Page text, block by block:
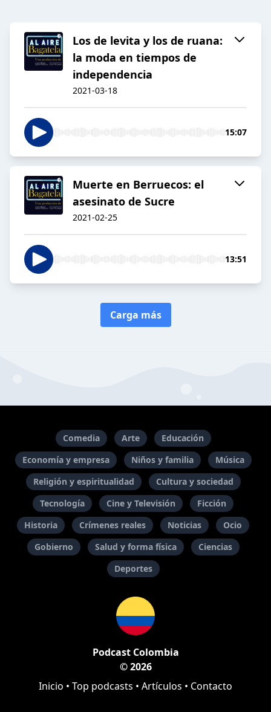
Los de levita y los de ruana:
la moda en tiempos de
independencia
2021-03-18
15:07
Muerte en Berruecos: el
asesinato de Sucre
2021-02-25
13:51
Carga más
Comedia Arte
Educación
Economía y empresa
Niños y familia
Música
Religión y espiritualidad
Cultura y sociedad
Tecnología
Cine y Televisión
Ficción
Historia
Crímenes reales Noticias
Ocio
Gobierno
Salud y forma física
Ciencias
Deportes
Podcast Colombia
© 2026
Inicio • Top podcasts • Artículos • Contacto